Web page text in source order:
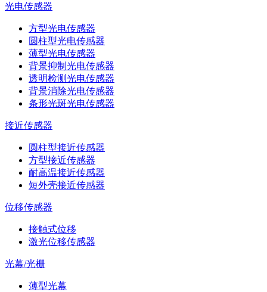
光电传感器
方型光电传感器
圆柱型光电传感器
薄型光电传感器
背景抑制光电传感器
透明检测光电传感器
背景消除光电传感器
条形光斑光电传感器
接近传感器
圆柱型接近传感器
方型接近传感器
耐高温接近传感器
短外壳接近传感器
位移传感器
接触式位移
激光位移传感器
光幕/光栅
薄型光幕